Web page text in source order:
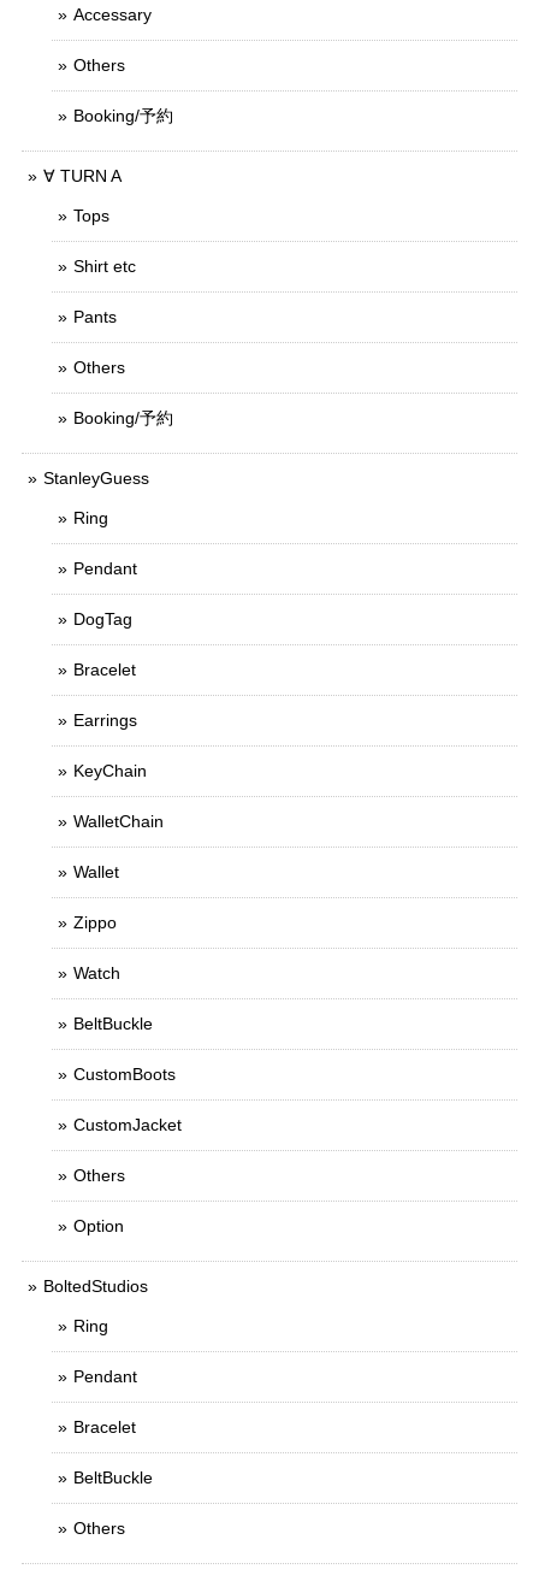
Accessary
Others
Booking/予約
∀ TURN A
Tops
Shirt etc
Pants
Others
Booking/予約
StanleyGuess
Ring
Pendant
DogTag
Bracelet
Earrings
KeyChain
WalletChain
Wallet
Zippo
Watch
BeltBuckle
CustomBoots
CustomJacket
Others
Option
BoltedStudios
Ring
Pendant
Bracelet
BeltBuckle
Others